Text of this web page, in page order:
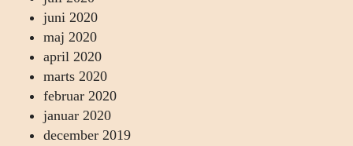
juni 2020
maj 2020
april 2020
marts 2020
februar 2020
januar 2020
december 2019